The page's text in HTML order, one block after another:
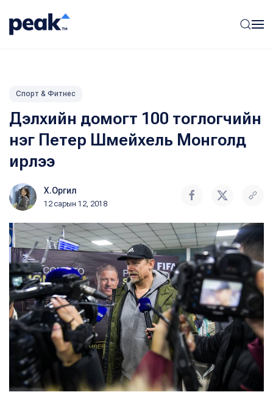
Спорт & Фитнес
Дэлхийн домогт 100 тоглогчийн
нэг Петер Шмейхель Монголд
ирлээ
Х.Оргил
12 сарын 12, 2018